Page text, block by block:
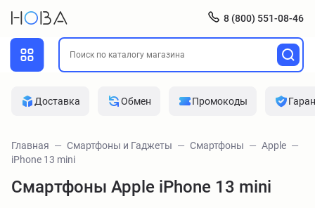
8 (800) 551-08-46
Доставка Обмен Промокоды
Главная Смартфоны и Гаджеты Смартфоны
Apple
iPhone 13 mini
Смартфоны Apple iPhone 13 mini